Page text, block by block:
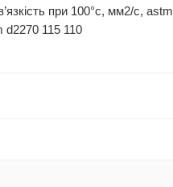
при 100°c, мм2/с,
d2270 115 110